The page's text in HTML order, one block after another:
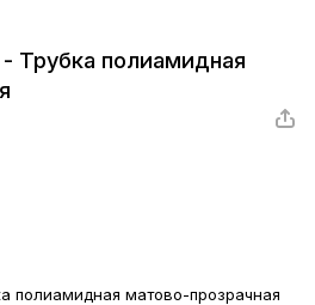
Трубка полиамидная
полиамидная матово-прозрачная